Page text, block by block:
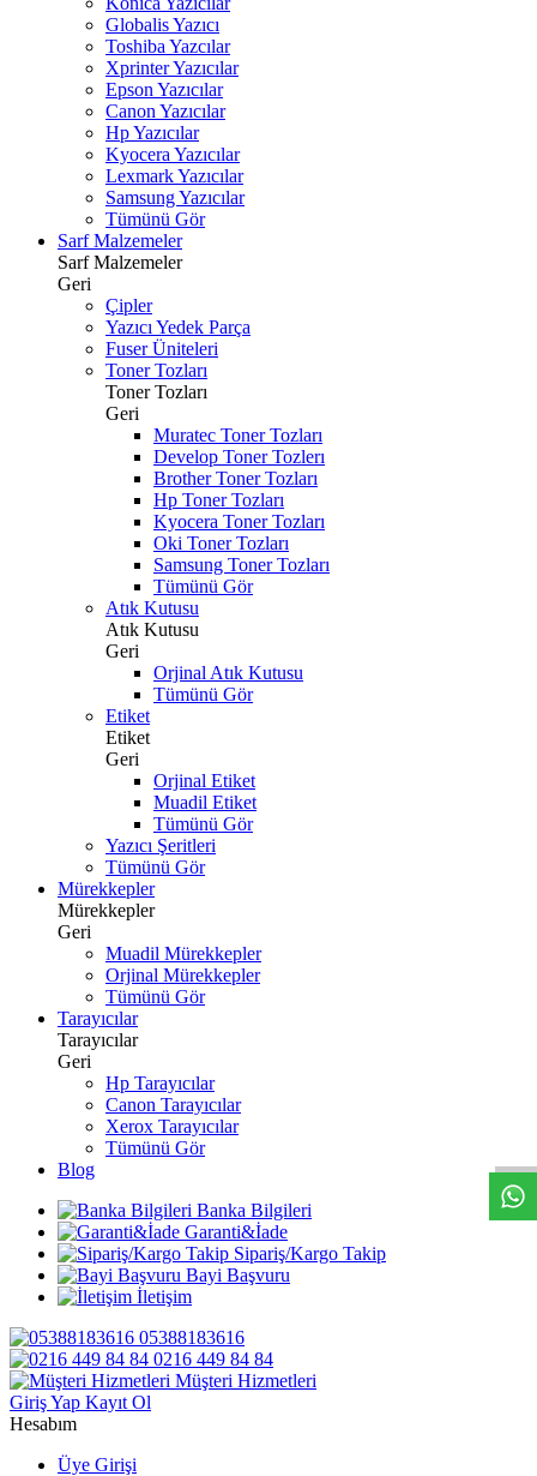
Globalis Yazıcı
Toshiba Yazcılar
Xprinter Yazıcılar
Epson Yazıcılar
Canon Yazıcılar
Hp Yazıcılar
Kyocera Yazıcılar
Lexmark Yazıcılar
Samsung Yazıcılar
Tümünü Gör
Sarf Malzemeler
Sarf Malzemeler
Geri
Çipler
Yazıcı Yedek Parça
Fuser Üniteleri
Toner Tozları
Toner Tozları
Geri
Muratec Toner Tozları
Develop Toner Tozlerı
Brother Toner Tozları
Hp Toner Tozları
Kyocera Toner Tozları
Oki Toner Tozları
Samsung Toner Tozları
Tümünü Gör
Atık Kutusu
Atık Kutusu
Geri
Orjinal Atık Kutusu
Tümünü Gör
Etiket
Etiket
Geri
Orjinal Etiket
Muadil Etiket
Tümünü Gör
Yazıcı Şeritleri
Tümünü Gör
Mürekkepler
Mürekkepler
Geri
Muadil Mürekkepler
Orjinal Mürekkepler
Tümünü Gör
Tarayıcılar
Tarayıcılar
Geri
Hp Tarayıcılar
Canon Tarayıcılar
Xerox Tarayıcılar
Tümünü Gör
Blog
Banka Bilgileri
Garanti&İade
Sipariş/Kargo Takip
Bayi Başvuru
İletişim
05388183616
0216 449 84 84
Müşteri Hizmetleri
Giriş Yap Kayıt Ol
Hesabım
Üye Girişi